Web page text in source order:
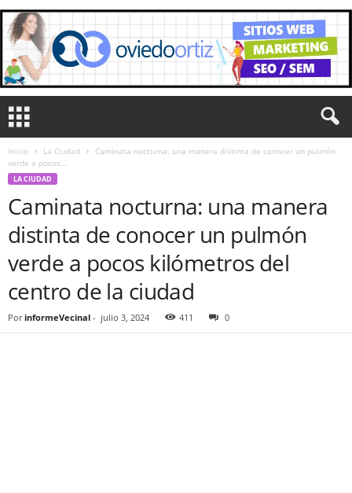
Inicio La Ciudad
Caminata nocturna: una manera distinta de conocer un pulmón
verde a pocos...
LA CIUDAD
Caminata nocturna: una manera
distinta de conocer un pulmón
verde a pocos kilómetros del
centro de la ciudad
Por informeVecinal - julio 3, 2024 411 0